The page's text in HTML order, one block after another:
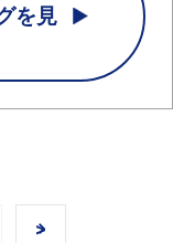
を見
>